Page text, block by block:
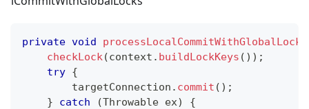
private void processLocalCommitWithGlobalLocks
checkLock(context . buildLockKeys ( ) ) ;
try {
        targetConnection
. commit ( ) ;
}
catch (Throwable ex)
{